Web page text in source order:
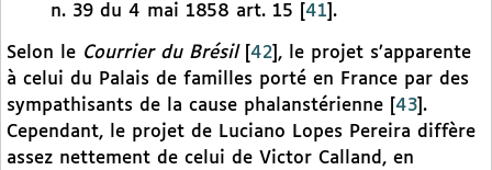
n. 39 du 4 mai 1858 art. 15
41 .
Selon le Courrier du Brésil[ 42 , le projet s’apparente
à celui du Palais de familles porté en France par des
sympathisants de la cause phalanstérienne
43 .
Cependant, le projet de Luciano Lopes Pereira diffère
assez nettement de celui de Victor Calland, en